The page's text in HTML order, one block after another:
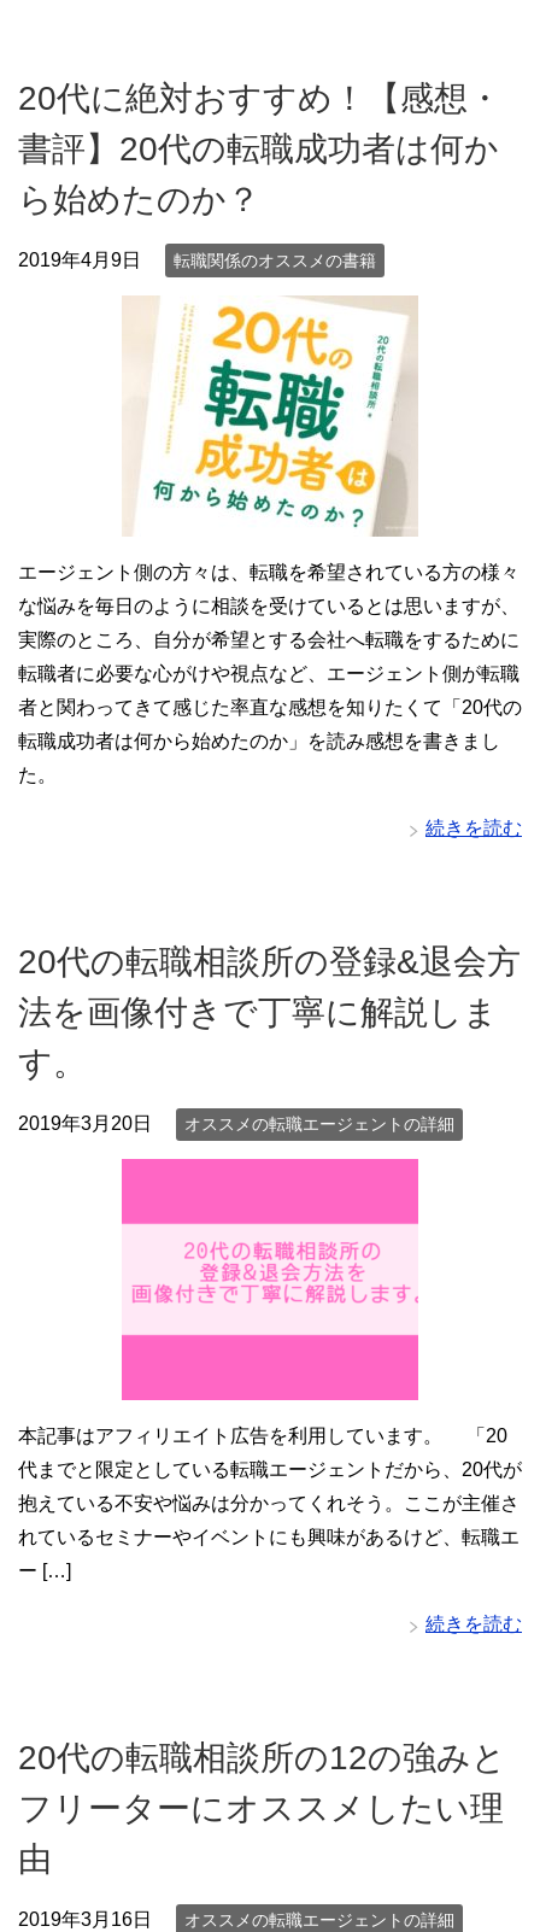
20代に絶対おすすめ！【感想・
書評】20代の転職成功者は何か
ら始めたのか？
2019年4月9日 転職関係のオススメの書籍
エージェント側の方々は、転職を希望されている方の様々
な悩みを毎日のように相談を受けているとは思いますが、
実際のところ、自分が希望とする会社へ転職をするために
転職者に必要な心がけや視点など、エージェント側が転職
者と関わってきて感じた率直な感想を知りたくて「20代の
転職成功者は何から始めたのか」を読み感想を書きまし
た。
続きを読む
20代の転職相談所の登録&退会方
法を画像付きで丁寧に解説しま
す。
2019年3月20日 オススメの転職エージェントの詳細
本記事はアフィリエイト広告を利用しています。 「20
代までと限定としている転職エージェントだから、20代が
抱えている不安や悩みは分かってくれそう。ここが主催さ
れているセミナーやイベントにも興味があるけど、転職エ
ー […]
続きを読む
20代の転職相談所の12の強みと
フリーターにオススメしたい理
由
2019年3月16日 オススメの転職エージェントの詳細